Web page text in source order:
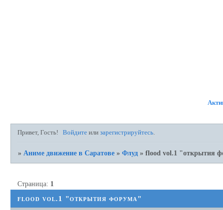
Привет, Гость! Войдите илизарегистрируйтесь.
» Аниме движение в Саратове »Флуд »flood vol.1 "открытия
flood vol.1 "открытия форума"
Страница: 1